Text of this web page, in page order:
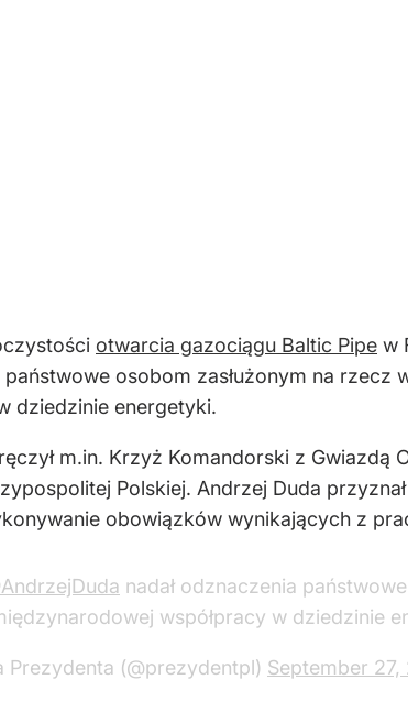
otwarcia gazociągu Baltic Pipe w
osobom zasłużonym na
dziedzinie energetyki.
m.in. Krzyż Komandorski z Gwiazdą
Polskiej. Andrzej Duda
obowiązków wynikających z
nadał odznaczenia
współpracy w dziedzinie
(@prezydentpl) September 27,